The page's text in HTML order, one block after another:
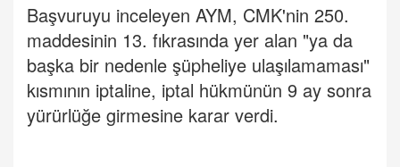
Başvuruyu inceleyen AYM, CMK'nin 250.
maddesinin 13. fıkrasında yer alan "ya da
başka bir nedenle şüpheliye ulaşılamaması"
kısmının iptaline, iptal hükmünün 9 ay sonra
yürürlüğe girmesine karar verdi.